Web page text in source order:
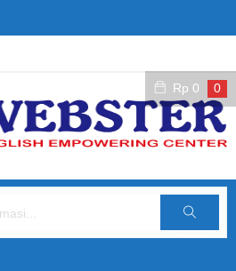
Rp 0 0
Cari